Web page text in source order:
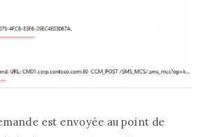
est envoyée au point de